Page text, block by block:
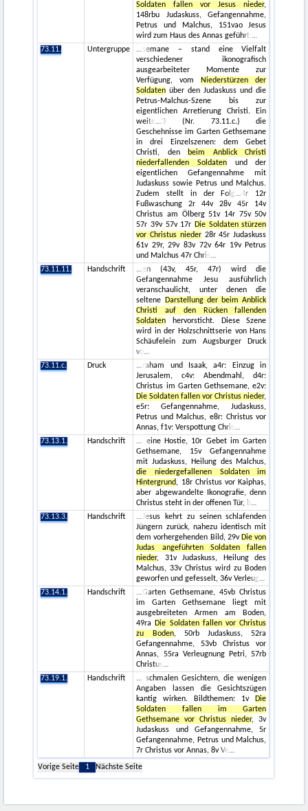
Soldaten fallen vor Jesus nieder,
148rbu Judaskuss, Gefangennahme,
Petrus und Malchus, 151vao Jesus
wird zum Haus des Annas geführt,
73.11.
Untergruppe
semane – stand eine Vielfalt
verschiedener ikonografisch
ausgearbeiteter Momente zur
Verfügung, vom Niederstürzen der
Soldaten über den Judaskuss und die
Petrus-Malchus-Szene bis zur
eigentlichen Arretierung Christi. Ein
weite
3 (Nr. 73.11.c.) die
Geschehnisse im Garten Gethsemane
in drei Einzelszenen: dem Gebet
Christi, den beim Anblick Christi
niederfallenden Soldatenund der
eigentlichen Gefangennahme mit
Judaskuss sowie Petrus und Malchus.
Zudem stellt in der Folg
4r 12r
Fußwaschung 2r 44v 28v 45r 14v
Christus am Ölberg 51v 14r 75v 50v
57r 39v 57v 17r Die Soldaten stürzen
vor Christus nieder28r 45r Judaskuss
61v 29r, 29v 83v 72v 64r 19v Petrus
und Malchus 47r Chris
73.11.11.
Handschrift
en (43v, 45r, 47r) wird die
Gefangennahme Jesu ausführlich
veranschaulicht, unter denen die
seltene
Darstellung der beim Anblick
Christi auf den Rücken fallenden
Soldaten hervorsticht. Diese Szene
wird in der Holzschnittserie von Hans
Schäufelein zum Augsburger Druck
vo
73.11.c.
Druck
raham und Isaak, a4r: Einzug in
Jerusalem, c4v: Abendmahl, d4r:
Christus im Garten Gethsemane, e2v:
Die Soldaten fallen vor Christus nieder,
e5r: Gefangennahme, Judaskuss,
Petrus und Malchus, e8r: Christus vor
Annas, f1v: Verspottung Chris
73.13.1.
Handschrift
eine Hostie, 10r Gebet im Garten
Gethsemane, 15v Gefangennahme
mit Judaskuss, Heilung des Malchus,
die niedergefallenen Soldaten im
Hintergrund, 18r Christus vor Kaiphas,
aber abgewandelte Ikonografie, denn
Christus steht in der offenen Tür, b
73.13.3.
Handschrift
Jesus kehrt zu seinen schlafenden
Jüngern zurück, nahezu identisch mit
dem vorhergehenden Bild, 29v Die von
Judas angeführten Soldaten fallen
nieder, 31v Judaskuss, Heilung des
Malchus, 33v Christus wird zu Boden
geworfen und gefesselt, 36v Verleug
73.14.1.
Handschrift
Garten Gethsemane, 45vb Christus
im Garten Gethsemane liegt mit
ausgebreiteten Armen am Boden,
49ra
Die Soldaten fallen vor Christus
zu Boden, 50rb Judaskuss, 52ra
Gefangennahme, 53vb Christus vor
Annas, 55ra Verleugnung Petri, 57rb
Christus
73.19.1.
Handschrift
schmalen Gesichtern, die wenigen
Angaben lassen die Gesichtszügen
kantig wirken. Bildthemen: 1v
Die
Soldaten fallen im Garten
Gethsemane vor Christus nieder, 3v
Judaskuss und Gefangennahme, 5r
Gefangennahme, Petrus und Malchus,
7r Christus vor Annas, 8v Ve
Vorige Seite
1 Nächste Seite